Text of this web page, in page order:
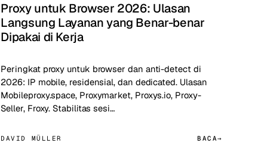
Proxy untuk Browser 2026: Ulasan
Langsung Layanan yang Benar-benar
Dipakai di Kerja
Peringkat proxy untuk browser dan anti-detect di
2026: IP mobile, residensial, dan dedicated. Ulasan
Mobileproxy.space, Proxymarket, Proxys.io, Proxy-
Seller, Froxy. Stabilitas sesi…
DAVID MÜLLER BACA